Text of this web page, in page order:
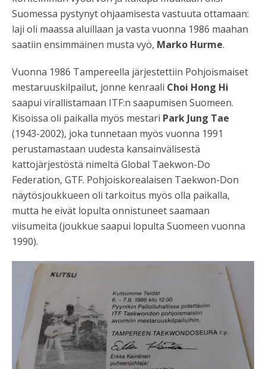
Suomessa pystynyt ohjaamisesta vastuuta ottamaan:
laji oli maassa aluillaan ja vasta vuonna 1986 maahan
saatiin ensimmäinen musta vyö, Marko Hurme.
Vuonna 1986 Tampereella järjestettiin Pohjoismaiset
mestaruuskilpailut, jonne kenraali Choi Hong Hi
saapui virallistamaan ITF:n saapumisen Suomeen.
Kisoissa oli paikalla myös mestari Park Jung Tae
(1943-2002), joka tunnetaan myös vuonna 1991
perustamastaan uudesta kansainvälisestä
kattojärjestöstä nimeltä Global Taekwon-Do
Federation, GTF. Pohjoiskorealaisen Taekwon-Don
näytösjoukkueen oli tarkoitus myös olla paikalla,
mutta he eivät lopulta onnistuneet saamaan
viisumeita (joukkue saapui lopulta Suomeen vuonna
1990).